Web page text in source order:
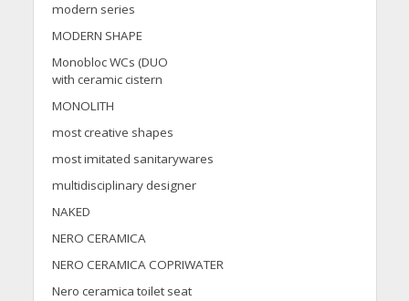
modern series
MODERN SHAPE
Monobloc WCs (DUO
with ceramic cistern
MONOLITH
most creative shapes
most imitated sanitarywares
multidisciplinary designer
NAKED
NERO CERAMICA
NERO CERAMICA COPRIWATER
Nero ceramica toilet seat